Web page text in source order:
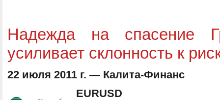
Надежда на спасение
усиливает склонность к
22 июля 2011 г. — Калита-Финанс
EURUSD